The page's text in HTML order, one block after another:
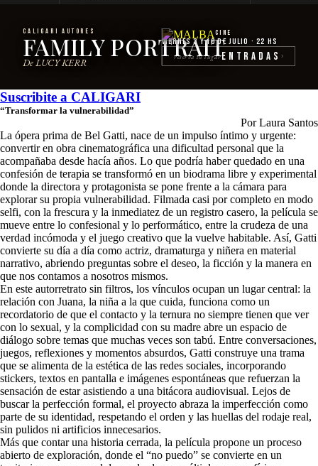
CALIGARI AUTORES
FAMILY PORTRAIT
De LUCY KERR
Cine
Viernes 3 y 10 de julio · 22 hs
reserva tu lugarEntradas ›
Suscribite a CALIGARI
“Transformar la vulnerabilidad”
Por Laura Santos
La ópera prima de Bel Gatti, nace de un impulso íntimo y urgente:
convertir en obra cinematográfica una dificultad personal que la
acompañaba desde hacía años. Lo que podría haber quedado en una
confesión de terapia se transformó en un biodrama libre y experimental
donde la directora y protagonista se pone frente a la cámara para
explorar su propia vulnerabilidad. Filmada casi por completo en modo
selfi, con la frescura y la inmediatez de un registro casero, la película se
mueve entre lo confesional y lo performático, entre la crudeza de una
verdad incómoda y el juego creativo que la vuelve habitable. Así, Gatti
convierte su día a día como actriz, dramaturga y niñera en material
narrativo, abriendo preguntas sobre el deseo, la ficción y la manera en
que nos contamos a nosotros mismos.
En este autorretrato sin filtros, los vínculos ocupan un lugar central: la
relación con Juana, la niña a la que cuida, funciona como un
recordatorio de que el contacto y la ternura no siempre tienen que ver
con lo sexual, y la complicidad con su madre abre un espacio de
diálogo sobre temas que muchas veces son tabú. Entre conversaciones,
juegos, reflexiones y momentos absurdos, Gatti construye una trama
que se alimenta de la estética de las redes sociales, incorporando
stickers, textos en pantalla e imágenes espontáneas que refuerzan la
sensación de estar asistiendo a una bitácora audiovisual. Lejos de
buscar la perfección formal, el proyecto abraza la imperfección como
parte de su identidad, respetando el orden y las huellas del rodaje real,
sin pulidos ni artificios innecesarios.
Más que contar una historia cerrada, la película propone un proceso
abierto de exploración, donde el “no puedo” se convierte en un